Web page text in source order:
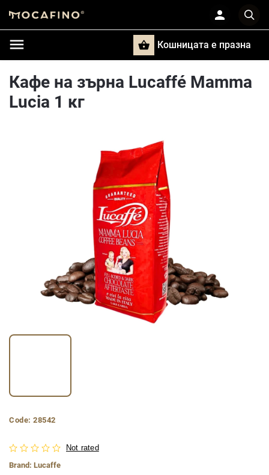
Кошницата e празна
Кафе на зърна Lucaffé Mamma
Lucia 1 кг
Code: 28542
Not rated
Brand: Lucaffe